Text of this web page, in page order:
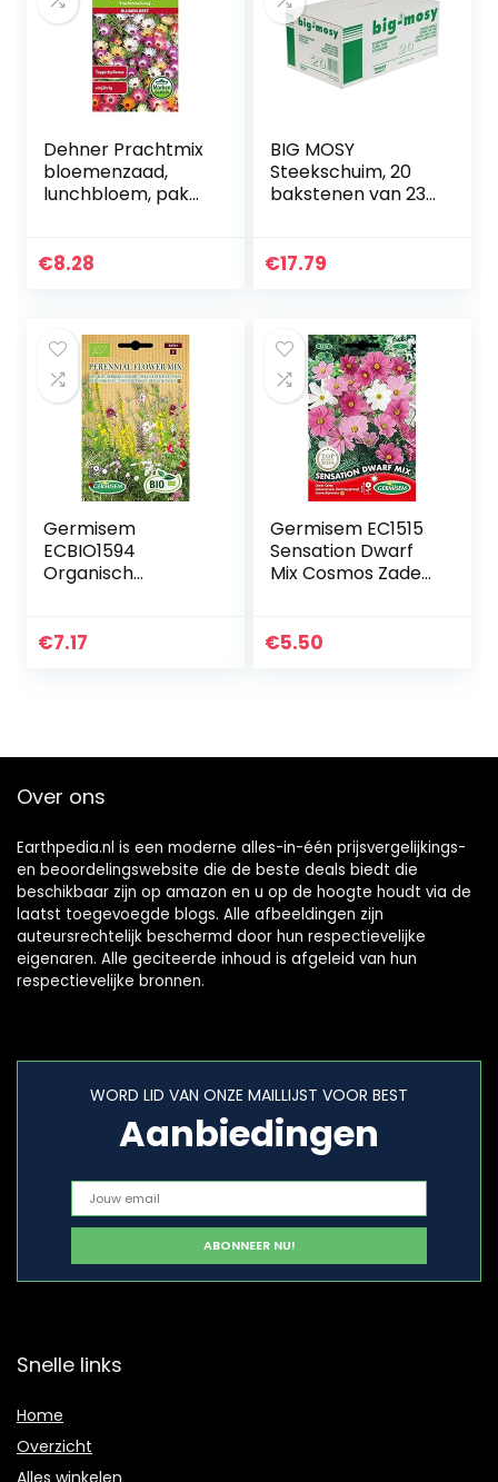
Dehner Prachtmix
bloemenzaad,
lunchbloem, pak
€8.28
BIG MOSY
Steekschuim, 20
bakstenen van 23
bloemen,
€17.79
Germisem
ECBIO1594
Organisch
€7.17
Germisem EC1515
Sensation Dwarf
Mix Cosmos Zaden
€5.50
Over ons
Earthpedia.nl is een moderne alles-in-één prijsvergelijkings-
en beoordelingswebsite die de beste deals biedt die
beschikbaar zijn op amazon en u op de hoogte houdt via de
laatst toegevoegde blogs. Alle afbeeldingen zijn
auteursrechtelijk beschermd door hun respectievelijke
eigenaren. Alle geciteerde inhoud is afgeleid van hun
respectievelijke bronnen.
WORD LID VAN ONZE MAILLIJST VOOR BEST
Aanbiedingen
Snelle links
Home
Overzicht